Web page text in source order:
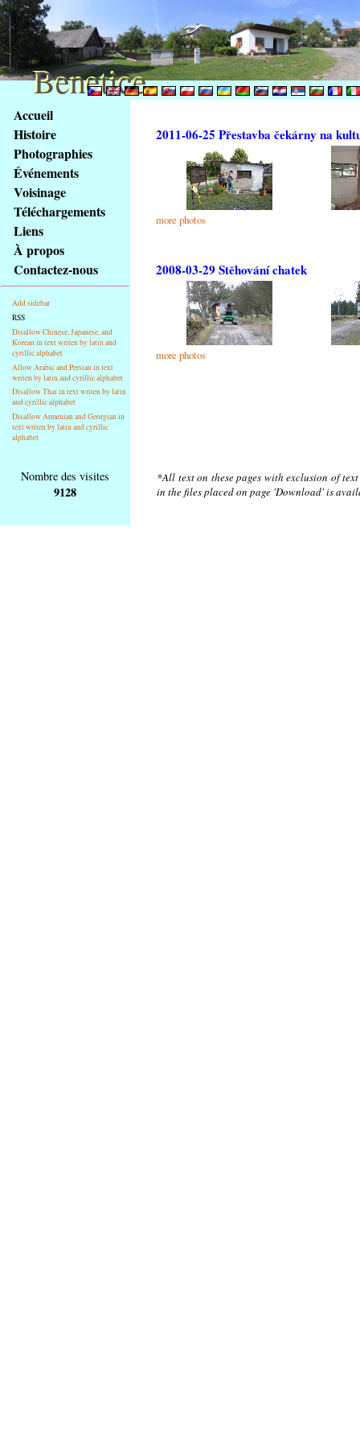
obsah
stránky
Klávesové
zkratky
tomto
webu
základní
Hlavní
strana
Accueil
Histoire
Photographies
Événements
Voisinage
Téléchargements
Liens
À propos
Contactez-nous
Add sidebar
RSS
Disallow Chinese, Japanese, and
Korean in text writen by latin and
cyrillic alphabet
Allow Arabic and Persian in text
writen by latin and cyrillic alphabet
Disallow Thai in text writen by latin
and cyrillic alphabet
Disallow Armenian and Georgian in
text writen by latin and cyrillic
alphabet
2011-06-25 Přestavba čekárny na
more photos
2008-03-29 Stěhování chatek
more photos
Nombre des visites
9128
*All text on these pages with exclusion of
in the files placed on page 'Download' is
Benetice
Benetice